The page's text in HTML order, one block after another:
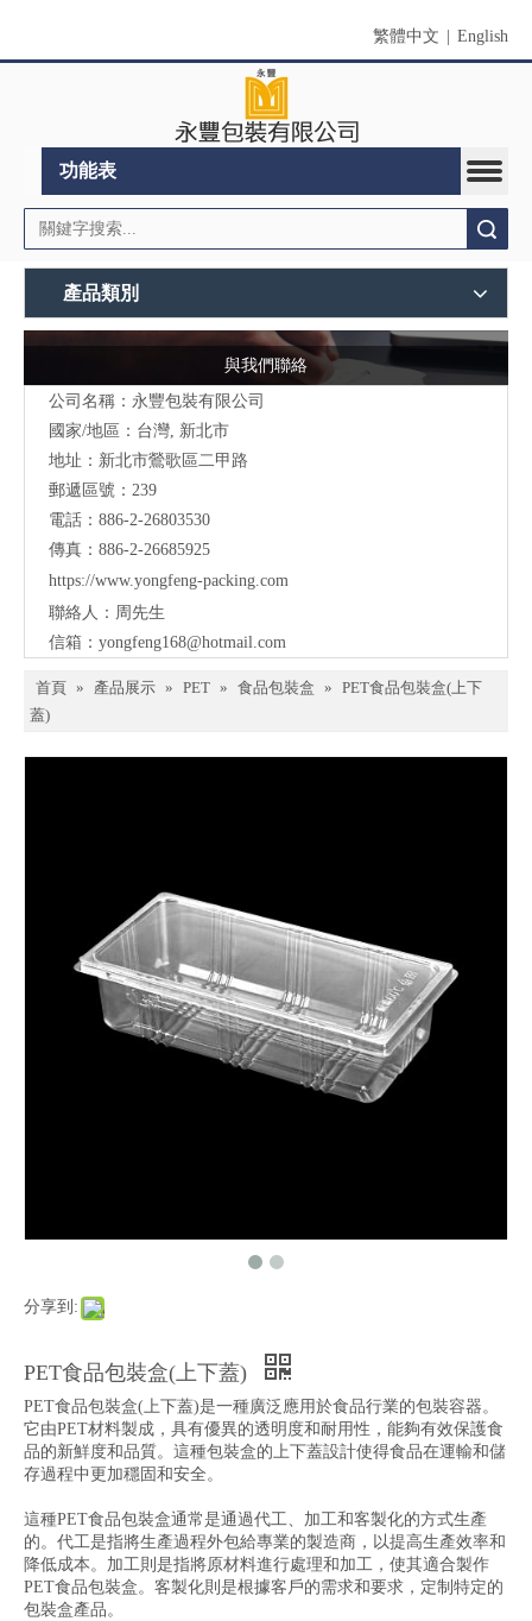
繁體中文 English
功能表
產品類別
與我們聯絡
公司名稱：永豐包裝有限公司
國家/地區：台灣, 新北市
地址：新北市鶯歌區二甲路
郵遞區號：239
電話：886-2-26803530
傳真：886-2-26685925
https://www.yongfeng-packing. com
聯絡人：周先生
信箱： yongfeng168@hotmail.com
首頁 » 產品展示 » PET » 食品包裝盒 » PET食品包裝盒(上下
蓋)
分享到:
PET食品包裝盒(上下蓋)
PET食品包裝盒(上下蓋)是一種廣泛應用於食品行業的包裝容器。
它由PET材料製成，具有優異的透明度和耐用性，能夠有效保護食
品的新鮮度和品質。這種包裝盒的上下蓋設計使得食品在運輸和儲
存過程中更加穩固和安全。
這種PET食品包裝盒通常是通過代工、加工和客製化的方式生產
的。代工是指將生產過程外包給專業的製造商，以提高生產效率和
降低成本。加工則是指將原材料進行處理和加工，使其適合製作
PET食品包裝盒。客製化則是根據客戶的需求和要求，定制特定的
包裝盒產品。